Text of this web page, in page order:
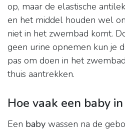
op, maar de elastische
en het middel houden wel
niet in het zwembad komt.
geen urine opnemen kun je
pas om doen in het
thuis aantrekken.
Hoe vaak een baby
Een baby wassen na de